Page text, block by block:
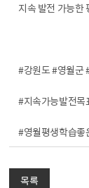
지속 발전 가능한
#강원도 #영월군
#지속가능발전목
#영월평생학습좋
목록